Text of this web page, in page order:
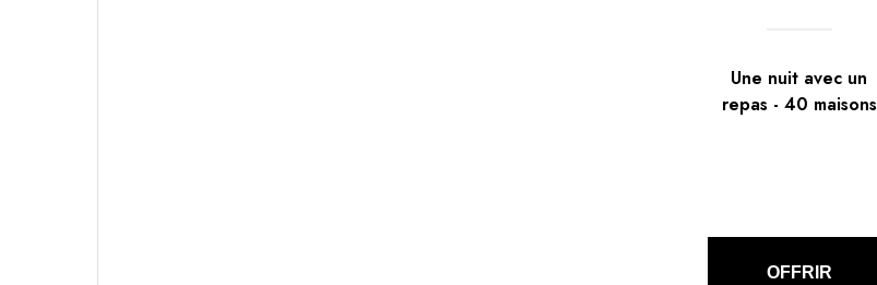
Une nuit avec un
repas - 40 maisons
OFFRIR